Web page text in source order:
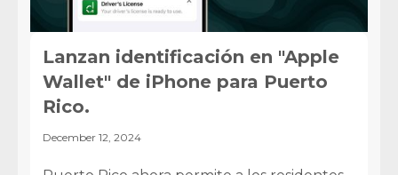
Lanzan identificación en "Apple
Wallet" de iPhone para Puerto
Rico.
December 12, 2024